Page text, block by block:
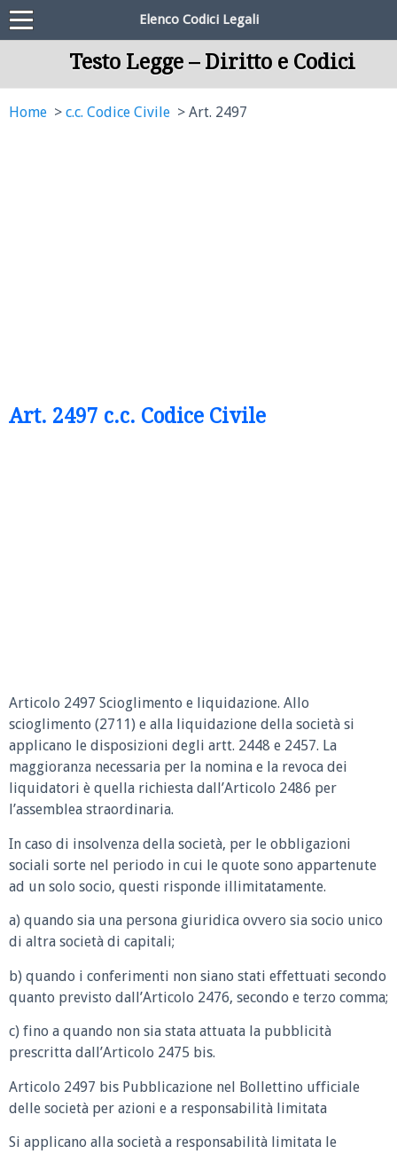
Elenco Codici Legali
Testo Legge – Diritto e Codici
Home c.c. Codice Civile Art. 2497
Art. 2497 c.c. Codice Civile
Articolo 2497 Scioglimento e liquidazione. Allo
scioglimento (2711) e alla liquidazione della società si
applicano le disposizioni degli artt. 2448 e 2457. La
maggioranza necessaria per la nomina e la revoca dei
liquidatori è quella richiesta dall’Articolo 2486 per
l’assemblea straordinaria.
In caso di insolvenza della società, per le obbligazioni
sociali sorte nel periodo in cui le quote sono appartenute
ad un solo socio, questi risponde illimitatamente.
a) quando sia una persona giuridica ovvero sia socio unico
di altra società di capitali;
b) quando i conferimenti non siano stati effettuati secondo
quanto previsto dall’Articolo 2476, secondo e terzo comma;
c) fino a quando non sia stata attuata la pubblicità
prescritta dall’Articolo 2475 bis.
Articolo 2497 bis Pubblicazione nel Bollettino ufficiale
delle società per azioni e a responsabilità limitata
Si applicano alla società a responsabilità limitata le